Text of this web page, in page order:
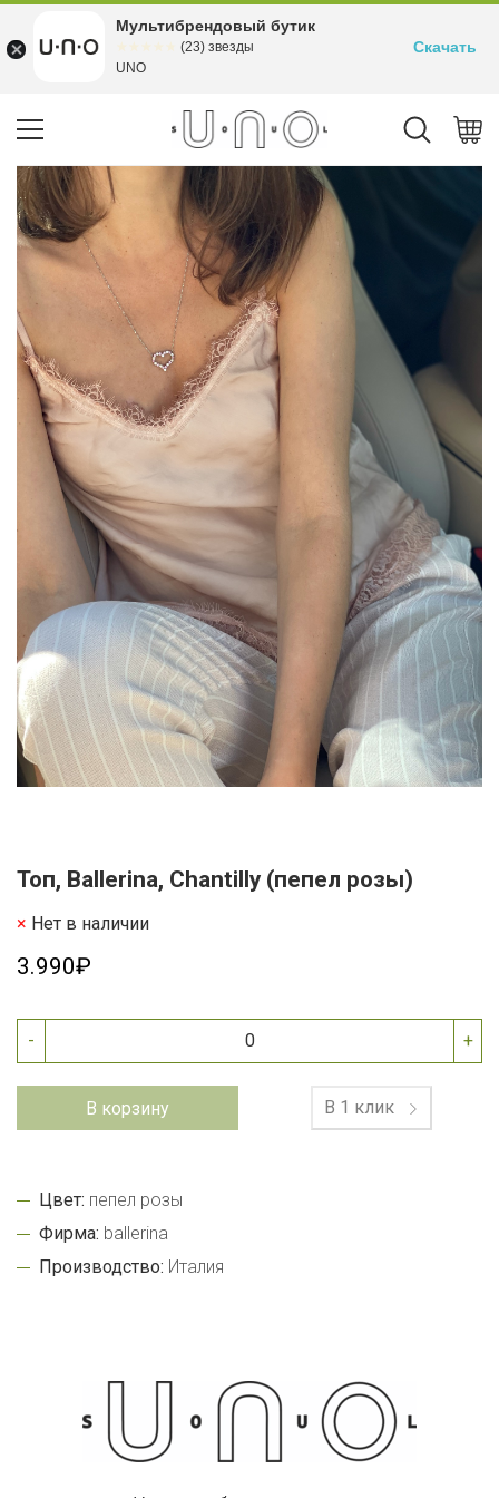
Топ, Ballerina, Chantilly (пепел розы)
Нет в наличии
3.990₽
- +
В корзину В 1 клик
Цвет: пепел розы
Фирма: ballerina
Производство: Италия
Мультибрендовый бутик
(23) звезды
UNO
Скачать